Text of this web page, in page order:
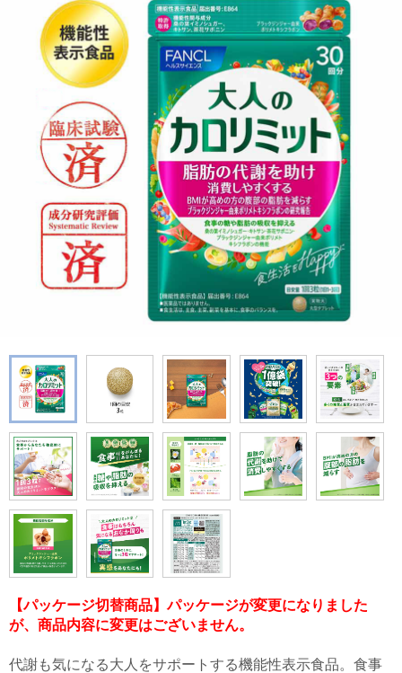
【パッケージ切替商品】パッケージが変更になりました
が、商品内容に変更はございません。
代謝も気になる大人をサポートする機能性表示食品。食事